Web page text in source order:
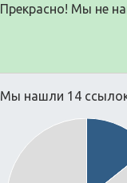
Прекрасно! Мы не
Мы нашли 14